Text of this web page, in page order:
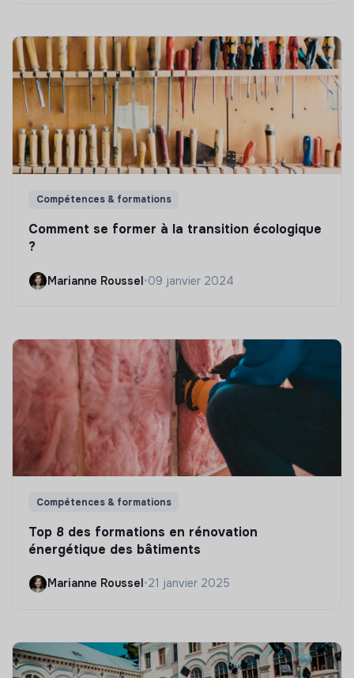
Compétences & formations
Comment se former à la transition écologique
?
Marianne Roussel•09 janvier 2024
Compétences & formations
Top 8 des formations en rénovation
énergétique des bâtiments
Marianne Roussel•21 janvier 2025